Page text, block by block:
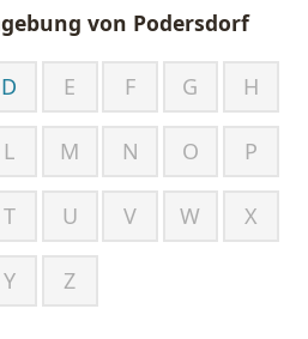
von Podersdorf
D E F G H
L M N O P
T U V W X
Y Z